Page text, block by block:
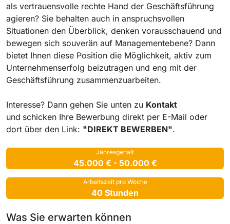
als vertrauensvolle rechte Hand der Geschäftsführung
agieren? Sie behalten auch in anspruchsvollen
Situationen den Überblick, denken vorausschauend und
bewegen sich souverän auf Managementebene? Dann
bietet Ihnen diese Position die Möglichkeit, aktiv zum
Unternehmenserfolg beizutragen und eng mit der
Geschäftsführung zusammenzuarbeiten.
Interesse? Dann gehen Sie unten zu Kontakt
und schicken Ihre Bewerbung direkt per E-Mail oder
dort über den Link: "DIREKT BEWERBEN".
Jahresgehalt
45.000 € - 50.000 €
Arbeitszeit pro Woche
40 Stunden
Was Sie erwarten können